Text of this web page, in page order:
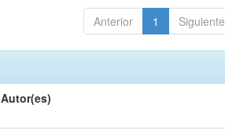
Anterior 1 Siguiente
Autor(es)